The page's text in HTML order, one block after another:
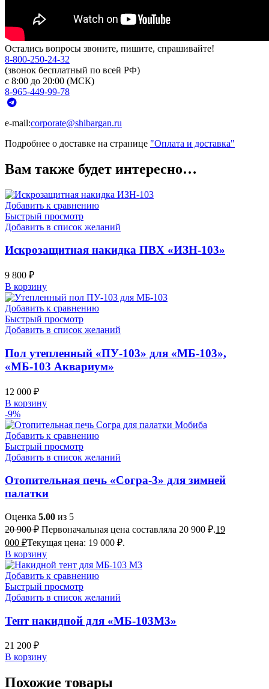
Остались вопросы звоните, пишите, спрашивайте!
8-800-250-24-32
(звонок бесплатный по всей РФ)
с 8:00 до 20:00 (МСК)
8-965-449-99-78
e-mail:corporate@shibargan.ru
Подробнее о доставке на странице "Оплата и доставка"
Вам также будет интересно…
Добавить к сравнению
Быстрый просмотр
Добавить в список желаний
Искрозащитная накидка ПВХ «ИЗН-103»
9 800 ₽
В корзину
Добавить к сравнению
Быстрый просмотр
Добавить в список желаний
Пол утепленный «ПУ-103» для «МБ-103»,
«МБ-103 Аквариум»
12 000 ₽
В корзину
-9%
Добавить к сравнению
Быстрый просмотр
Добавить в список желаний
Отопительная печь «Согра-3» для зимней
палатки
Оценка 5.00 из 5
20 900₽ Первоначальная цена составляла 20 900 ₽.19
000 ₽Текущая цена: 19 000 ₽.
В корзину
Добавить к сравнению
Быстрый просмотр
Добавить в список желаний
Тент накидной для «МБ-103М3»
21 200 ₽
В корзину
Похожие товары